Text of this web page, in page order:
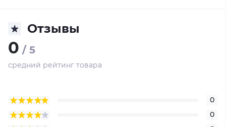
Отзывы
0 / 5
средний рейтинг товара
0
0